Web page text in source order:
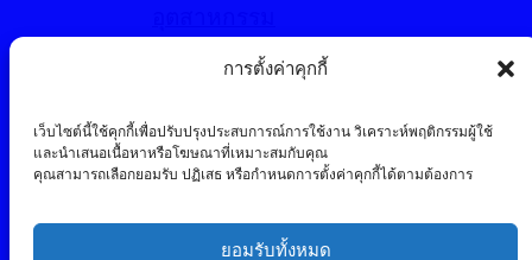
การตั้งค่าคุกกี้
เว็บไซต์นี้ใช้คุกกี้เพื่อปรับปรุงประสบการณ์การใช้งาน วิเคราะห์พฤติกรรมผู้ใช้
และนำเสนอเนื้อหาหรือโฆษณาที่เหมาะสมกับคุณ
คุณสามารถเลือกยอมรับ ปฏิเสธ หรือกำหนดการตั้งค่าคุกกี้ได้ตามต้องการ
ยอมรับทั้งหมด
บริการเดินท่อ PPR โรงงาน
บริการเดินท่อดับเพลิงโรงงาน
อุตสาหกรรม
ขายอะไหล่แอร์